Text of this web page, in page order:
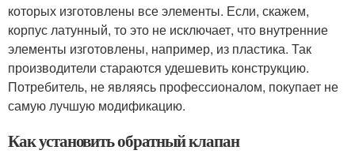
которых изготовлены все элементы. Если, скажем,
корпус латунный, то это не исключает, что внутренние
элементы изготовлены, например, из пластика. Так
производители стараются удешевить конструкцию.
Потребитель, не являясь профессионалом, покупает не
самую лучшую модификацию.
Как установить обратный клапан